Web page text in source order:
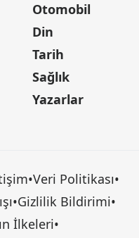
Otomobil
Din
Tarih
Sağlık
Yazarlar
•Veri Politikası•
•Gizlilik Bildirimi•
İlkeleri•